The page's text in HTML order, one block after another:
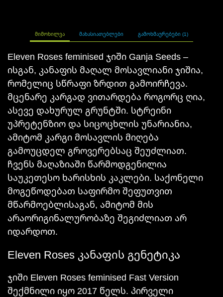
ᲛᲘᲛᲝᲮᲘᲚᲕᲐ ᲛᲐᲮᲐᲡᲘᲐᲗᲔᲑᲚᲔᲑᲘ ᲒᲐᲛᲝᲮᲛᲐᲣᲠᲔᲑᲔᲑᲘ (1)
Eleven Roses feminised ჯიში Ganja Seeds –
ისგან, კანაფის მაღალ მოსავლიანი ჯიშია,
რომელიც სწრაფი ზრდით გამოირჩევა.
მცენარე კარგად ვითარდება როგორც ღია,
ასევე დახურულ გრუნტში. სტრეინი
უპრეტენზიო და სიცოცხლის უნარიანია,
ამიტომ კარგი მოსავლის მიღება
გამოუცდელ გროვერებსაც შეუძლიათ.
ჩვენს მაღაზიაში წარმოდგენილია
საუკეთესო ხარისხის კაკლები. საქონელი
მოგეწოდებათ საფირმო შეფუთვით
მწარმოებლისაგან, ამიტომ მის
არაორიგინალურობაზე შეგიძლიათ არ
იდარდოთ.
Eleven Roses კანაფის გენეტიკა
ჯიში Eleven Roses feminised Fast Version
შექმნილი იყო 2017 წელს. პირველი